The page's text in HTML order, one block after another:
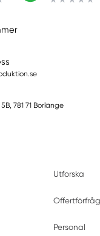
781 71 Borlänge
Utforska
Personal